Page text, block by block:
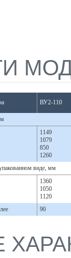
ВУ2-110
1149
1079
850
1260
виде, мм
1360
1050
1120
90